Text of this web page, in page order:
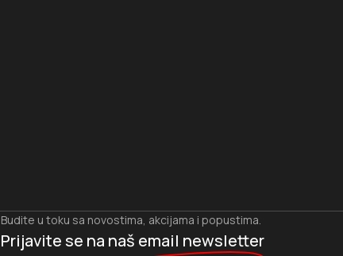
Budite u toku sa novostima, akcijama i popustima.
Prijavite se na naš email newsletter